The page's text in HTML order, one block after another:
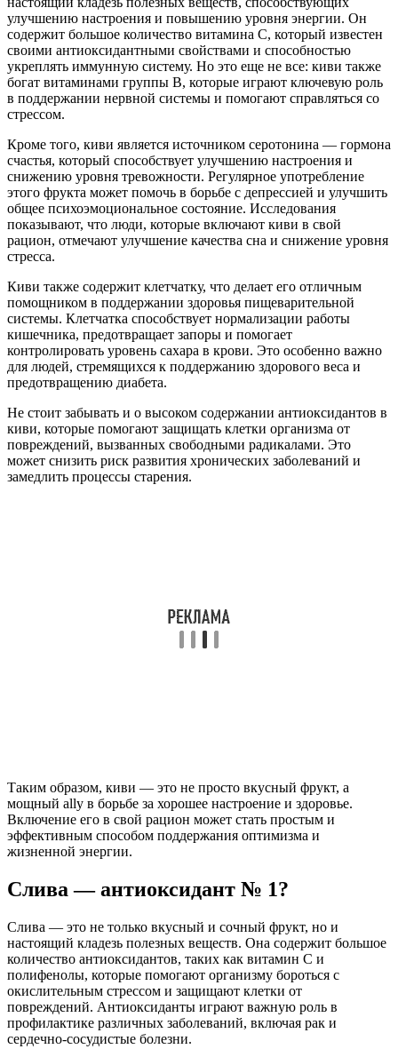
улучшению настроения и повышению уровня энергии. Он
содержит большое количество витамина C, который известен
своими антиоксидантными свойствами и способностью
укреплять иммунную систему. Но это еще не все: киви также
богат витаминами группы B, которые играют ключевую роль
в поддержании нервной системы и помогают справляться со
стрессом.
Кроме того, киви является источником серотонина — гормона
счастья, который способствует улучшению настроения и
снижению уровня тревожности. Регулярное употребление
этого фрукта может помочь в борьбе с депрессией и улучшить
общее психоэмоциональное состояние. Исследования
показывают, что люди, которые включают киви в свой
рацион, отмечают улучшение качества сна и снижение уровня
стресса.
Киви также содержит клетчатку, что делает его отличным
помощником в поддержании здоровья пищеварительной
системы. Клетчатка способствует нормализации работы
кишечника, предотвращает запоры и помогает
контролировать уровень сахара в крови. Это особенно важно
для людей, стремящихся к поддержанию здорового веса и
предотвращению диабета.
Не стоит забывать и о высоком содержании антиоксидантов в
киви, которые помогают защищать клетки организма от
повреждений, вызванных свободными радикалами. Это
может снизить риск развития хронических заболеваний и
замедлить процессы старения.
Таким образом, киви — это не просто вкусный фрукт, а
мощный ally в борьбе за хорошее настроение и здоровье.
Включение его в свой рацион может стать простым и
эффективным способом поддержания оптимизма и
жизненной энергии.
Слива — антиоксидант № 1?
Слива — это не только вкусный и сочный фрукт, но и
настоящий кладезь полезных веществ. Она содержит большое
количество антиоксидантов, таких как витамин C и
полифенолы, которые помогают организму бороться с
окислительным стрессом и защищают клетки от
повреждений. Антиоксиданты играют важную роль в
профилактике различных заболеваний, включая рак и
сердечно-сосудистые болезни.